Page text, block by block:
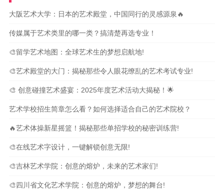
大阪艺术大学：日本的艺术殿堂，中国同行的灵感源泉🔥
传媒属于艺术类里的哪一类？搞清楚再选专业！
🎨留学艺术地图：全球艺术生的梦想启航地!
🎨艺术殿堂的大门：揭秘那些令人眼花缭乱的艺术考试专业!
🎨 创意碰撞艺术盛宴：2025年度艺术活动大揭秘！🌟
艺术学校招生简章怎么看？如何选择适合自己的艺术院校？
🔥艺术体操新星摇篮！揭秘那些单招学校的秘密训练营!
🎨在线艺术字设计，一键解锁创意无限!
🎨吉林艺术学院：创意的熔炉，未来的艺术家们!
🎨四川省文化艺术学院：创意的熔炉，梦想的舞台!